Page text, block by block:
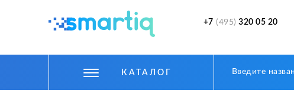
+7 (495) 320 05 20
КАТАЛОГ